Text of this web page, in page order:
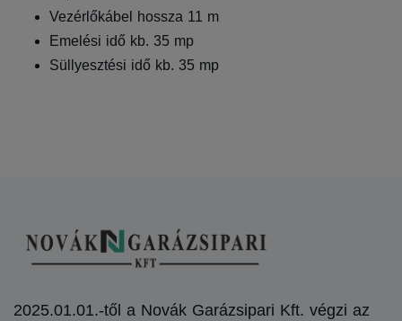
Vezérlőkábel hossza 11 m
Emelési idő kb. 35 mp
Süllyesztési idő kb. 35 mp
2025.01.01.-től a Novák Garázsipari Kft. végzi az